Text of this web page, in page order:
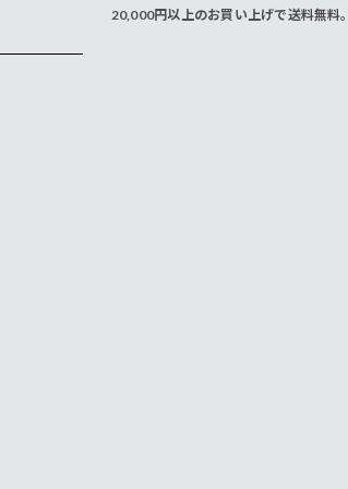
20,000円以上のお買い上げで送料無料。